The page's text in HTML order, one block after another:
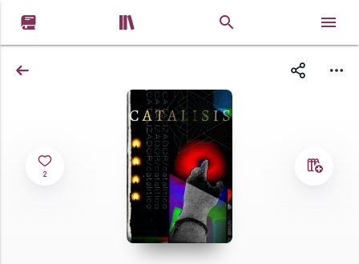
 
2